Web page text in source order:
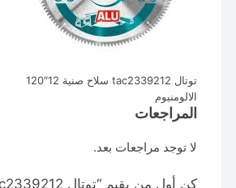
توتال tac2339212 سلاح صنية 12″120
الالومنيوم
المراجعات
لا توجد مراجعات بعد.